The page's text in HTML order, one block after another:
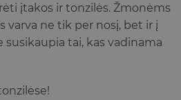
įtakos ir tonzilės. Žmonėms
varva ne tik per nosį, bet ir į
tai, kas vadinama